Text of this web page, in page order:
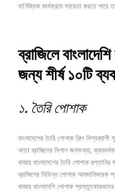
বাণিজ্যিক কার্যক্রমে সহায়তা করতে পারে
ব্রাজিলেবাংলাদেশি
জন্যশীর্ষ১০টি
১. তৈরিপোশাক
বাংলাদেশের তৈরি পোশাক শিল্প
খাত। ব্রাজিলের বিশাল জনসংখ্যা,
বাজার বাংলাদেশের তৈরি পোশাক
ব্রাজিলের বিভিন্ন পোশাক আমদানিকারক
বাজার বাংলাদেশি পোশাক